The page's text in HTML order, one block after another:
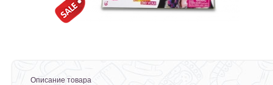
Описание товара